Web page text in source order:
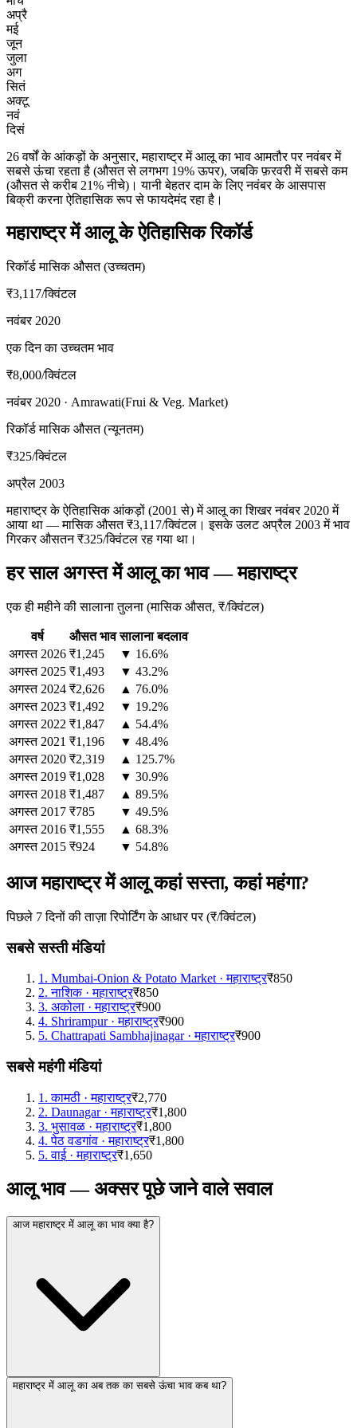
अप्रै
मई
जून
जुला
अग
सितं
अक्टू
नवं
दिसं
26 वर्षों के आंकड़ों के अनुसार, महाराष्ट्र में आलू का भाव आमतौर पर नवंबर में
सबसे ऊंचा रहता है (औसत से लगभग 19% ऊपर), जबकि फ़रवरी में सबसे कम
(औसत से करीब 21% नीचे)। यानी बेहतर दाम के लिए नवंबर के आसपास
बिक्री करना ऐतिहासिक रूप से फायदेमंद रहा है।
महाराष्ट्र में आलू के ऐतिहासिक रिकॉर्ड
रिकॉर्ड मासिक औसत (उच्चतम)
₹3,117/क्विंटल
नवंबर 2020
एक दिन का उच्चतम भाव
₹8,000/क्विंटल
नवंबर 2020 · Amrawati(Frui & Veg. Market)
रिकॉर्ड मासिक औसत (न्यूनतम)
₹325/क्विंटल
अप्रैल 2003
महाराष्ट्र के ऐतिहासिक आंकड़ों (2001 से) में आलू का शिखर नवंबर 2020 में
आया था — मासिक औसत ₹3,117/क्विंटल। इसके उलट अप्रैल 2003 में भाव
गिरकर औसतन ₹325/क्विंटल रह गया था।
हर साल अगस्त में आलू का भाव — महाराष्ट्र
एक ही महीने की सालाना तुलना (मासिक औसत, ₹/क्विंटल)
वर्ष औसत भाव सालाना बदलाव
अगस्त 2026 ₹1,245
▼ 16.6%
अगस्त 2025 ₹1,493
▼ 43.2%
अगस्त 2024 ₹2,626
▲ 76.0%
अगस्त 2023 ₹1,492
▼ 19.2%
अगस्त 2022 ₹1,847
▲ 54.4%
अगस्त 2021 ₹1,196
▼ 48.4%
अगस्त 2020 ₹2,319
▲ 125.7%
अगस्त 2019 ₹1,028
▼ 30.9%
अगस्त 2018 ₹1,487
▲ 89.5%
अगस्त 2017 ₹785
▼ 49.5%
अगस्त 2016 ₹1,555
▲ 68.3%
अगस्त 2015 ₹924 ▼ 54.8%
आज महाराष्ट्र में आलू कहां सस्ता, कहां महंगा?
पिछले 7 दिनों की ताज़ा रिपोर्टिंग के आधार पर (₹/क्विंटल)
सबसे सस्ती मंडियां
1. Mumbai-Onion & Potato Market·महाराष्ट्र₹850
2.नाशिक·महाराष्ट्र₹850
3. अकोला ·महाराष्ट्र₹900
4. Shrirampur·महाराष्ट्र₹900
5. Chattrapati Sambhajinagar·महाराष्ट्र₹900
सबसे महंगी मंडियां
1 .कामठी ·महाराष्ट्र₹2,770
2. Daunagar·महाराष्ट्र₹1,800
3. भुसावळ ·महाराष्ट्र₹1,800
4.पेठ वडगांव ·महाराष्ट्र₹1,800
5.वाई·महाराष्ट्र₹1,650
आलू भाव — अक्सर पूछे जाने वाले सवाल
आज महाराष्ट्र में आलू का भाव क्या है?
महाराष्ट्र में आलू का अब तक का सबसे ऊंचा भाव कब था?